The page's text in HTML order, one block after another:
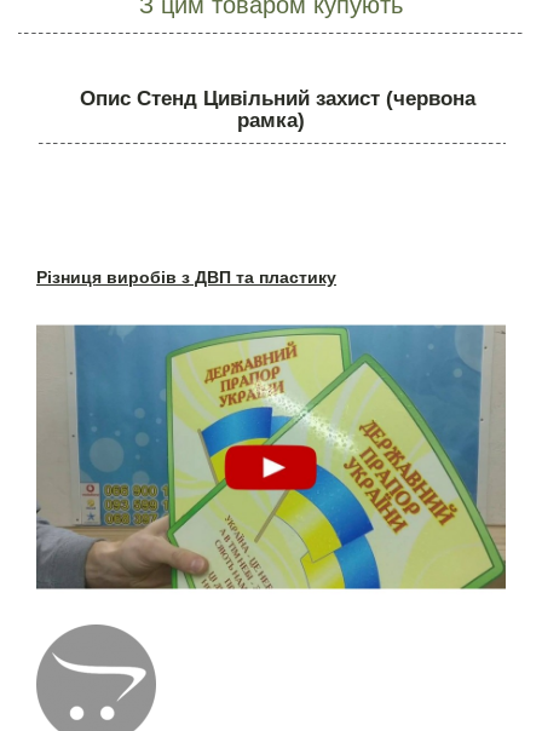
Опис Стенд Цивільний захист (червона
рамка)
Різниця виробів з ДВП та пластику